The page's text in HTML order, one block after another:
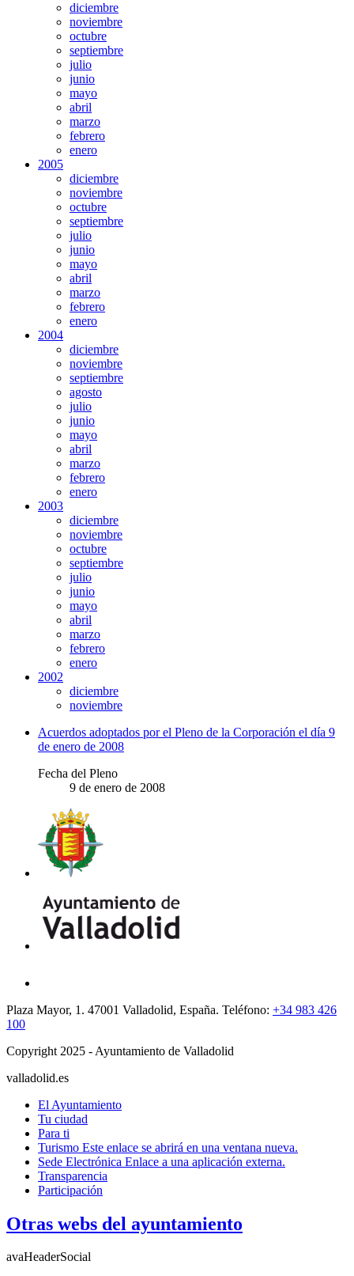
diciembre
noviembre
octubre
septiembre
julio
junio
mayo
abril
marzo
febrero
enero
2005
diciembre
noviembre
octubre
septiembre
julio
junio
mayo
abril
marzo
febrero
enero
2004
diciembre
noviembre
septiembre
agosto
julio
junio
mayo
abril
marzo
febrero
enero
2003
diciembre
noviembre
octubre
septiembre
julio
junio
mayo
abril
marzo
febrero
enero
2002
diciembre
noviembre
Acuerdos adoptados por el Pleno de la Corporación el día 9
de enero de 2008
Fecha del Pleno
9 de enero de 2008
Plaza Mayor, 1. 47001 Valladolid, España. Teléfono: +34 983 426
100
Copyright 2025 - Ayuntamiento de Valladolid
valladolid.es
El Ayuntamiento
Tu ciudad
Para ti
Turismo Este enlace se abrirá en una ventana nueva.
Sede Electrónica Enlace a una aplicación externa.
Transparencia
Participación
Otras webs del ayuntamiento
avaHeaderSocial